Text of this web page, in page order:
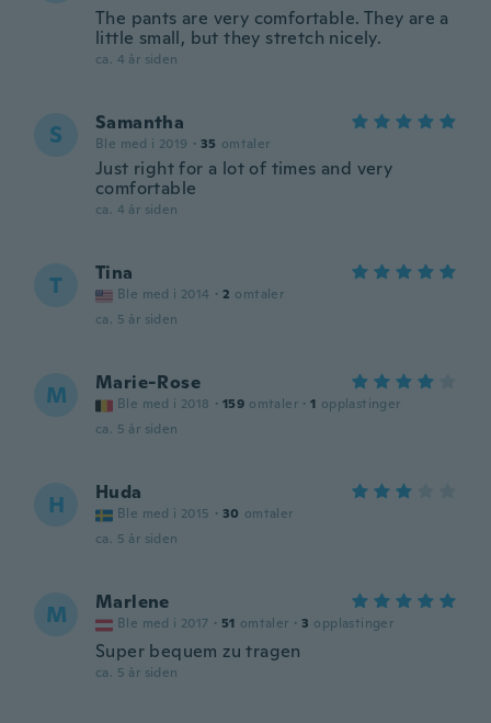
The pants are very comfortable. They are a
little small, but they stretch nicely.
ca. 4 år siden
S Samantha
Ble med i 2019 · 35 omtaler
Just right for a lot of times and very
comfortable
ca. 4 år siden
T Tina
Ble med i 2014 · 2 omtaler
ca. 5 år siden
M Marie-Rose
Ble med i 2018 · 159 omtaler · 1 opplastinger
ca. 5 år siden
H Huda
Ble med i 2015 · 30 omtaler
ca. 5 år siden
M Marlene
Ble med i 2017 · 51 omtaler · 3 opplastinger
Super bequem zu tragen
ca. 5 år siden